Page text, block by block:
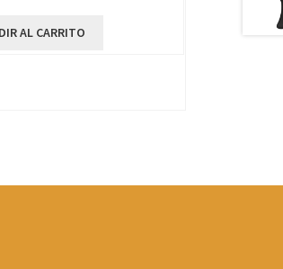
AL CARRITO